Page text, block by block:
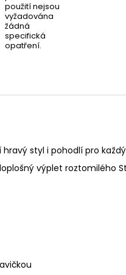
použití nejsou
vyžadována
žádná
specifická
opatření.
styl i pohodlí pro
výplet roztomilého